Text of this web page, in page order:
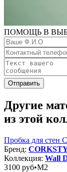
ПОМОЩЬ В
Отправить
Другие
из этой
Пробка для стен
Бренд:
Коллекция: Wall
3100 руб•M2